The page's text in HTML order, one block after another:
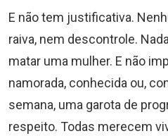
E não tem justificativa.
raiva, nem descontrole.
matar uma mulher. E não
namorada, conhecida ou,
semana, uma garota de
respeito. Todas merecem